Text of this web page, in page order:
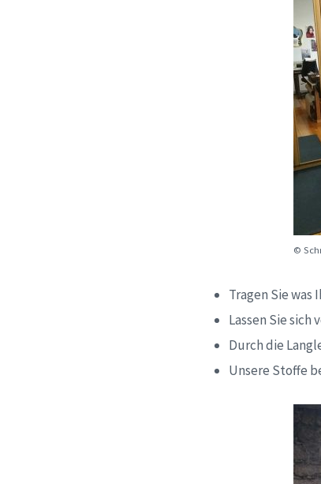
©
Tragen Sie was
Lassen Sie sich
Durch die
Unsere Stoffe